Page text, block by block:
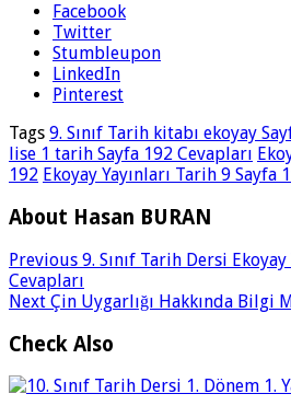
Facebook
Twitter
Stumbleupon
LinkedIn
Pinterest
Tags 9. Sınıf Tarih kitabı ekoyay
lise 1 tarih Sayfa 192 Cevapları
192 Ekoyay Yayınları Tarih 9 Sayfa
About Hasan BURAN
Previous 9. Sınıf Tarih Dersi
Cevapları
Next Çin Uygarlığı Hakkında Bilgi
Check Also